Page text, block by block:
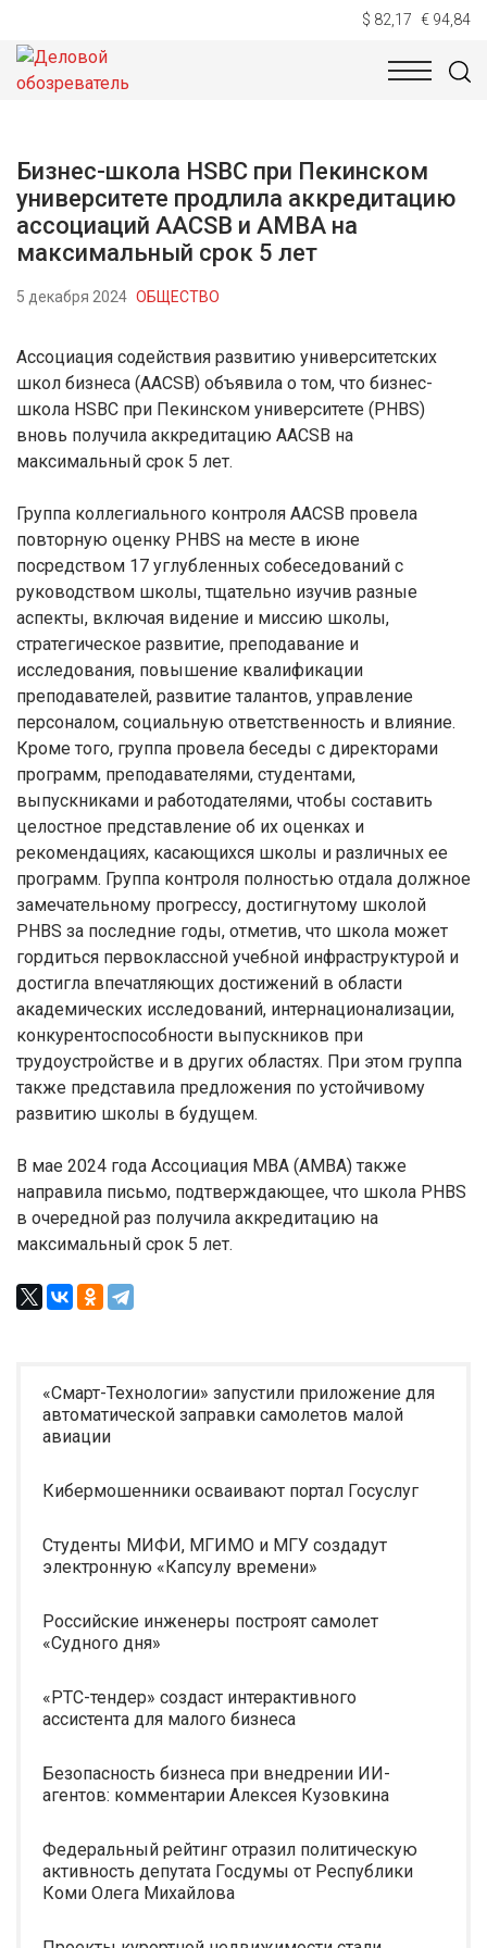
$ 82,17 € 94,84
НОВОСТИ
Бизнес-школа HSBC при Пекинском
университете продлила аккредитацию
ассоциаций AACSB и AMBA на
максимальный срок 5 лет
5 декабря 2024 ОБЩЕСТВО
Ассоциация содействия развитию университетских
школ бизнеса (AACSB) объявила о том, что бизнес-
школа HSBC при Пекинском университете (PHBS)
вновь получила аккредитацию AACSB на
максимальный срок 5 лет.
Группа коллегиального контроля AACSB провела
повторную оценку PHBS на месте в июне
посредством 17 углубленных собеседований с
руководством школы, тщательно изучив разные
аспекты, включая видение и миссию школы,
стратегическое развитие, преподавание и
исследования, повышение квалификации
преподавателей, развитие талантов, управление
персоналом, социальную ответственность и влияние.
Кроме того, группа провела беседы с директорами
программ, преподавателями, студентами,
выпускниками и работодателями, чтобы составить
целостное представление об их оценках и
рекомендациях, касающихся школы и различных ее
программ. Группа контроля полностью отдала должное
замечательному прогрессу, достигнутому школой
PHBS за последние годы, отметив, что школа может
гордиться первоклассной учебной инфраструктурой и
достигла впечатляющих достижений в области
академических исследований, интернационализации,
конкурентоспособности выпускников при
трудоустройстве и в других областях. При этом группа
также представила предложения по устойчивому
развитию школы в будущем.
В мае 2024 года Ассоциация МВА (AMBA) также
направила письмо, подтверждающее, что школа PHBS
в очередной раз получила аккредитацию на
максимальный срок 5 лет.
«Смарт-Технологии» запустили приложение для
автоматической заправки самолетов малой
авиации
Кибермошенники осваивают портал Госуслуг
Студенты МИФИ, МГИМО и МГУ создадут
электронную «Капсулу времени»
Российские инженеры построят самолет
«Судного дня»
«РТС-тендер» создаст интерактивного
ассистента для малого бизнеса
Безопасность бизнеса при внедрении ИИ-
агентов: комментарии Алексея Кузовкина
Федеральный рейтинг отразил политическую
активность депутата Госдумы от Республики
Коми Олега Михайлова